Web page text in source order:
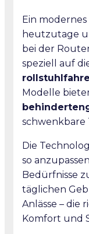
Ein modernes
heutzutage
bei der
speziell auf
Modelle
schwenkbare
Die
so
Bedürfnisse
täglichen
Anlässe – die
Komfort und